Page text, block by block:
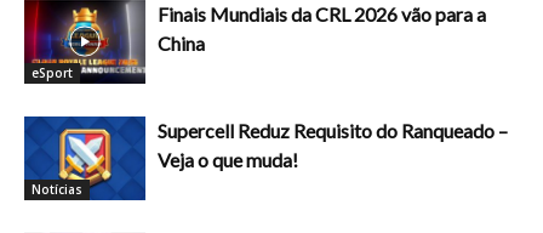
eSport
Finais Mundiais da CRL 2026 vão para a
China
Notícias
Supercell Reduz Requisito do Ranqueado –
Veja o que muda!